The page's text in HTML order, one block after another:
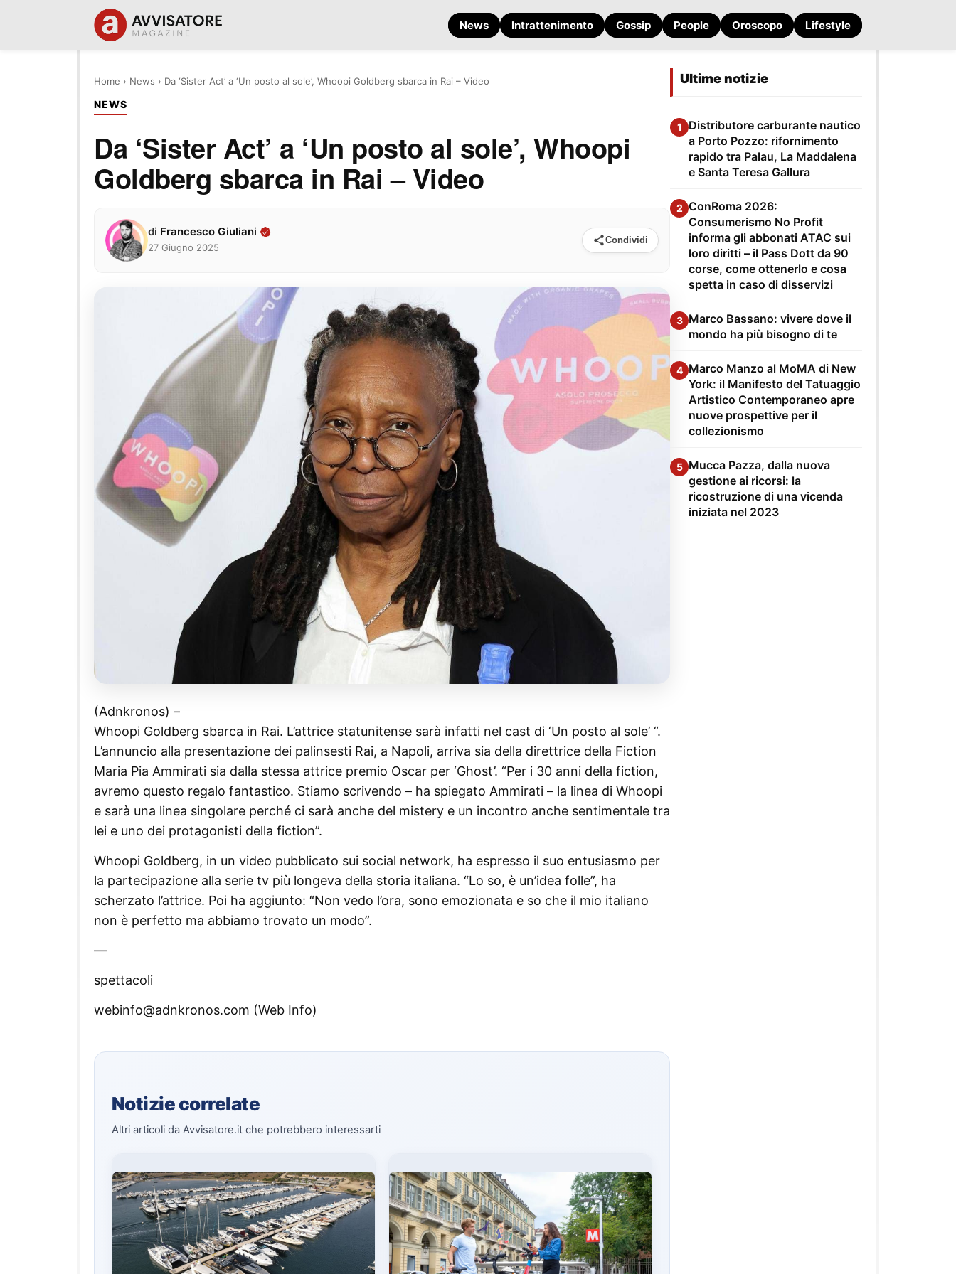
News Intrattenimento Gossip People Oroscopo Lifestyle
Home › News › Da ‘Sister Act’ a ‘Un posto al sole’, Whoopi Goldberg sbarca in Rai – Video
NEWS
Da ‘Sister Act’ a ‘Un posto al sole’, Whoopi
Goldberg sbarca in Rai – Video
di Francesco Giuliani
27 Giugno 2025
Condividi
(Adnkronos) –
Whoopi Goldberg sbarca in Rai. L’attrice statunitense sarà infatti nel cast di ‘Un posto al sole’ “.
L’annuncio alla presentazione dei palinsesti Rai, a Napoli, arriva sia della direttrice della Fiction
Maria Pia Ammirati sia dalla stessa attrice premio Oscar per ‘Ghost’. “Per i 30 anni della fiction,
avremo questo regalo fantastico. Stiamo scrivendo – ha spiegato Ammirati – la linea di Whoopi
e sarà una linea singolare perché ci sarà anche del mistery e un incontro anche sentimentale tra
lei e uno dei protagonisti della fiction”.
Whoopi Goldberg, in un video pubblicato sui social network, ha espresso il suo entusiasmo per
la partecipazione alla serie tv più longeva della storia italiana. “Lo so, è un’idea folle”, ha
scherzato l’attrice. Poi ha aggiunto: “Non vedo l’ora, sono emozionata e so che il mio italiano
non è perfetto ma abbiamo trovato un modo”.
—
spettacoli
webinfo@adnkronos.com (Web Info)
Notizie correlate
Altri articoli da Avvisatore.it che potrebbero interessarti
Ultime notizie
1
Distributore carburante nautico
a Porto Pozzo: rifornimento
rapido tra Palau, La Maddalena
e Santa Teresa Gallura
2 ConRoma 2026:
Consumerismo No Profit
informa gli abbonati ATAC sui
loro diritti – il Pass Dott da 90
corse, come ottenerlo e cosa
spetta in caso di disservizi
3 Marco Bassano: vivere dove il
mondo ha più bisogno di te
4 Marco Manzo al MoMA di New
York: il Manifesto del Tatuaggio
Artistico Contemporaneo apre
nuove prospettive per il
collezionismo
5 Mucca Pazza, dalla nuova
gestione ai ricorsi: la
ricostruzione di una vicenda
iniziata nel 2023